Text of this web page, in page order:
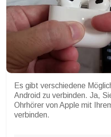
Es gibt verschiedene
Android zu verbinden. Ja,
Ohrhörer von Apple mit
verbinden.